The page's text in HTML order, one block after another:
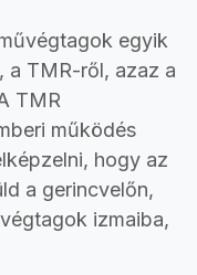
egyik
a TMR-ről, azaz a
TMR
működés
hogy az
a gerincvelőn,
izmaiba,